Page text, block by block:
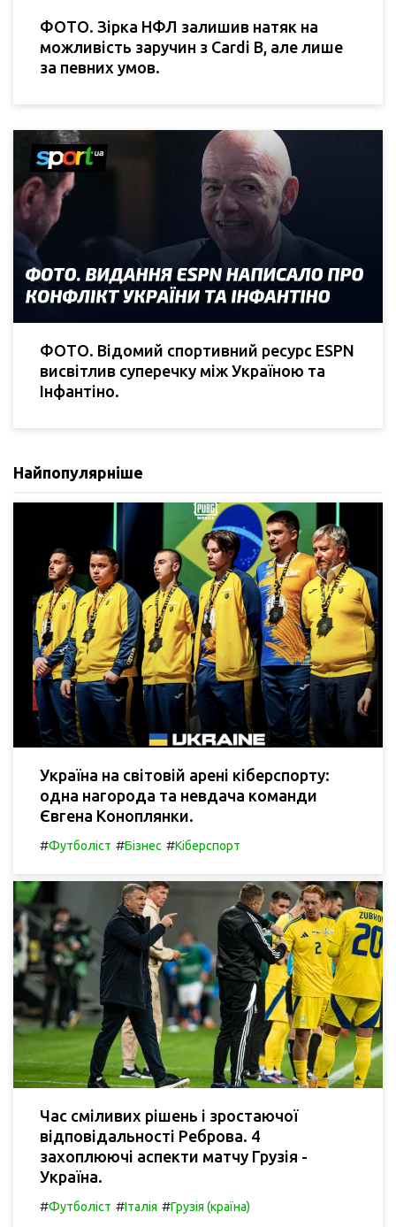
ФОТО. Зірка НФЛ залишив натяк на
можливість заручин з Cardi B, але лише
за певних умов.
ФОТО. Відомий спортивний ресурс ESPN
висвітлив суперечку між Україною та
Інфантіно.
Найпопулярніше
Україна на світовій арені кіберспорту:
одна нагорода та невдача команди
Євгена Коноплянки.
#Футболіст #Бізнес #Кіберспорт
Час сміливих рішень і зростаючої
відповідальності Реброва. 4
захоплюючі аспекти матчу Грузія -
Україна.
#Футболіст #Італія #Грузія (країна)